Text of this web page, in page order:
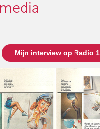
Mijn interview op Radio 1